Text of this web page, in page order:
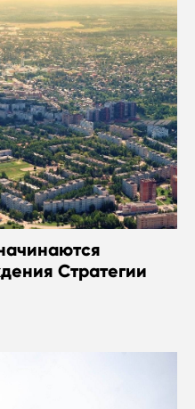
Стратегии